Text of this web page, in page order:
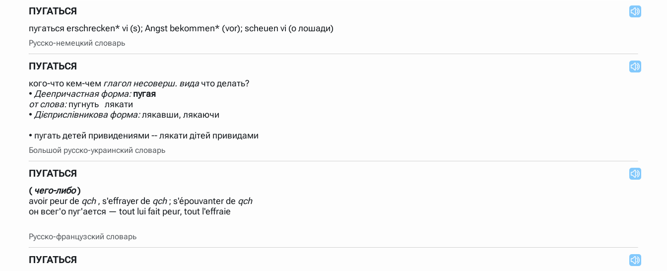
ПУГАТЬСЯ
пугаться erschrecken* vi (s); Angst bekommen* (vor); scheuen vi (о лошади)
Русско-немецкий словарь
ПУГАТЬСЯ
кого-что кем-чем глагол несоверш. видачто делать?
• Деепричастная форма: пугая
от слова:пугнуть лякати
• Дієприслівникова форма:лякавши, лякаючи
Большой русско-украинский словарь
ПУГАТЬСЯ
(чего-либо)
avoir peur de qch , s'effrayer de qch ; s'épouvanter de qch
он всег'о пуг'ается — tout lui fait peur, tout l'effraie
Русско-французский словарь
ПУГАТЬСЯ